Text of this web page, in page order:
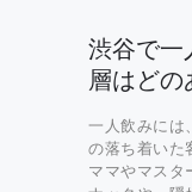
渋谷で一
層はどの
一人飲みには
の落ち着いた
ママやマスタ